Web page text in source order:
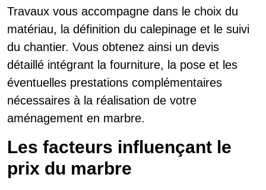
Travaux vous accompagne dans le choix du
matériau, la définition du calepinage et le suivi
du chantier. Vous obtenez ainsi un devis
détaillé intégrant la fourniture, la pose et les
éventuelles prestations complémentaires
nécessaires à la réalisation de votre
aménagement en marbre.
Les facteurs influençant le
prix du marbre